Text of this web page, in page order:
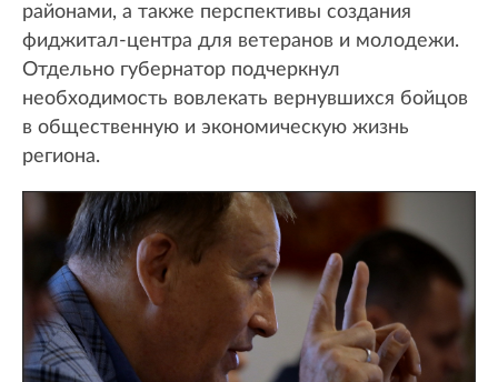
районами, а также перспективы создания
фиджитал-центра для ветеранов и молодежи.
Отдельно губернатор подчеркнул
необходимость вовлекать вернувшихся бойцов
в общественную и экономическую жизнь
региона.